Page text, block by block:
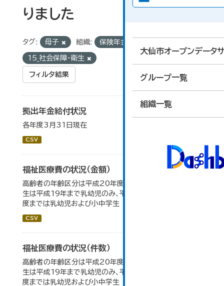
大仙市オープンデータ
グループ一覧
組織一覧
りました
タグ: 母子 組織: 保険年金課
15_社会保障・衛生
フィルタ結果
拠出年金給付状況
各年度3月31日現在
CSV
福祉医療費の状況（金額）
高齢者の年齢区分は平成20年度から変更 乳幼児・小中高
生は平成19年まで乳幼児のみ、平成20年度から令和元年
度までは乳幼児および小中学生
CSV
福祉医療費の状況（件数）
高齢者の年齢区分は平成20年度から変更 乳幼児・小中高
生は平成19年まで乳幼児のみ、平成20年度から令和元年
度までは乳幼児および小中学生